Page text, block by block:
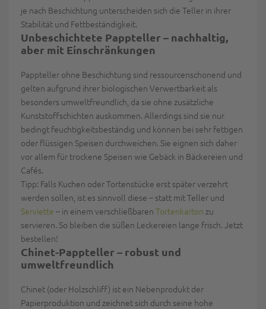
je nach Beschichtung unterscheiden sich die Teller in ihrer
Stabilität und Fettbeständigkeit.
Unbeschichtete Pappteller – nachhaltig,
aber mit Einschränkungen
Pappteller ohne Beschichtung sind ressourcenschonend und
gelten aufgrund ihrer biologischen Verwertbarkeit als
besonders umweltfreundlich, da sie ohne zusätzliche
Kunststoffschichten auskommen. Allerdings sind sie nur
bedingt feuchtigkeitsbeständig und können bei sehr fettigen
oder flüssigen Speisen durchweichen. Sie eignen sich daher
vor allem für trockene Speisen wie Gebäck in Bäckereien und
Cafés.
Tipp: Falls Kuchen oder Tortenstücke erst später verzehrt
werden sollen, ist es sinnvoll diese – statt mit Teller und
Serviette – in einem verschließbaren Tortenkarton zu
servieren. So bleiben die süßen Leckereien lange frisch. Jetzt
bestellen!
Chinet-Pappteller – robust und
umweltfreundlich
Chinet (oder Holzschliff) ist ein Nebenprodukt der
Papierproduktion und zeichnet sich durch seine hohe